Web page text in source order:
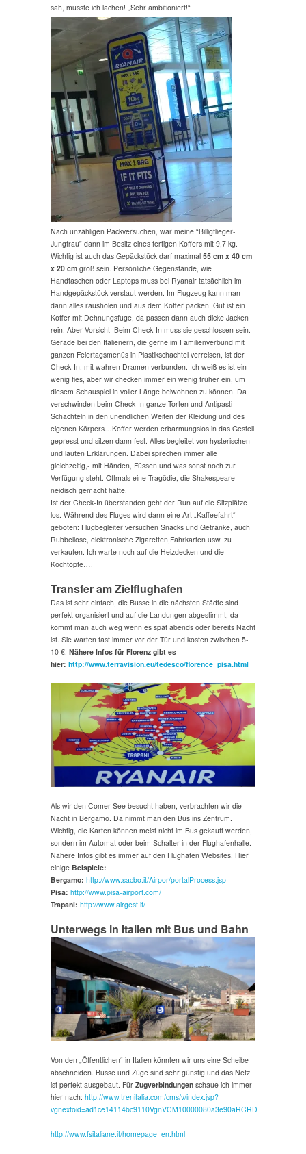
sah, musste ich lachen! „Sehr ambitioniert!“
Nach unzähligen Packversuchen, war meine “Billigflieger-
Jungfrau” dann im Besitz eines fertigen Koffers mit 9,7 kg.
Wichtig ist auch das Gepäckstück darf maximal 55 cm x 40 cm
x 20 cm groß sein. Persönliche Gegenstände, wie
Handtaschen oder Laptops muss bei Ryanair tatsächlich im
Handgepäckstück verstaut werden. Im Flugzeug kann man
dann alles rausholen und aus dem Koffer packen. Gut ist ein
Koffer mit Dehnungsfuge, da passen dann auch dicke Jacken
rein. Aber Vorsicht! Beim Check-In muss sie geschlossen sein.
Gerade bei den Italienern, die gerne im Familienverbund mit
ganzen Feiertagsmenüs in Plastikschachtel verreisen, ist der
Check-In, mit wahren Dramen verbunden. Ich weiß es ist ein
wenig fies, aber wir checken immer ein wenig früher ein, um
diesem Schauspiel in voller Länge beiwohnen zu können. Da
verschwinden beim Check-In ganze Torten und Antipasti-
Schachteln in den unendlichen Weiten der Kleidung und des
eigenen Körpers…Koffer werden erbarmungslos in das Gestell
gepresst und sitzen dann fest. Alles begleitet von hysterischen
und lauten Erklärungen. Dabei sprechen immer alle
gleichzeitig,- mit Händen, Füssen und was sonst noch zur
Verfügung steht. Oftmals eine Tragödie, die Shakespeare
neidisch gemacht hätte.
Ist der Check-In überstanden geht der Run auf die Sitzplätze
los. Während des Fluges wird dann eine Art „Kaffeefahrt“
geboten: Flugbegleiter versuchen Snacks und Getränke, auch
Rubbellose, elektronische Zigaretten,Fahrkarten usw. zu
verkaufen. Ich warte noch auf die Heizdecken und die
Kochtöpfe….
Transfer am Zielflughafen
Das ist sehr einfach, die Busse in die nächsten Städte sind
perfekt organisiert und auf die Landungen abgestimmt, da
kommt man auch weg wenn es spät abends oder bereits Nacht
ist. Sie warten fast immer vor der Tür und kosten zwischen 5-
10 €. Nähere Infos für Florenz gibt es
hier: http://www.terravision.eu/tedesco/florence_pisa.html
Als wir den Comer See besucht haben, verbrachten wir die
Nacht in Bergamo. Da nimmt man den Bus ins Zentrum.
Wichtig, die Karten können meist nicht im Bus gekauft werden,
sondern im Automat oder beim Schalter in der Flughafenhalle.
Nähere Infos gibt es immer auf den Flughafen Websites. Hier
einige Beispiele:
Bergamo: http://www.sacbo.it/Airpor/portalProcess.jsp
Pisa: http://www.pisa-airport.com/
Trapani: http://www.airgest.it/
Unterwegs in Italien mit Bus und Bahn
Von den „Öffentlichen“ in Italien könnten wir uns eine Scheibe
abschneiden. Busse und Züge sind sehr günstig und das Netz
ist perfekt ausgebaut. Für Zugverbindungen schaue ich immer
hier nach: http://www.trenitalia.com/cms/v/index.jsp?
vgnextoid=ad1ce14114bc9110VgnVCM10000080a3e90aRCRD
http://www.fsitaliane.it/homepage_en.html